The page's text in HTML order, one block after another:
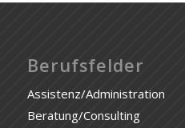
Berufsfelder
Assistenz/Administration
Beratung/Consulting